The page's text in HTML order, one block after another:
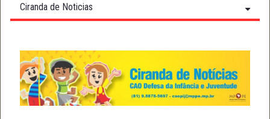
Ciranda de Noticias